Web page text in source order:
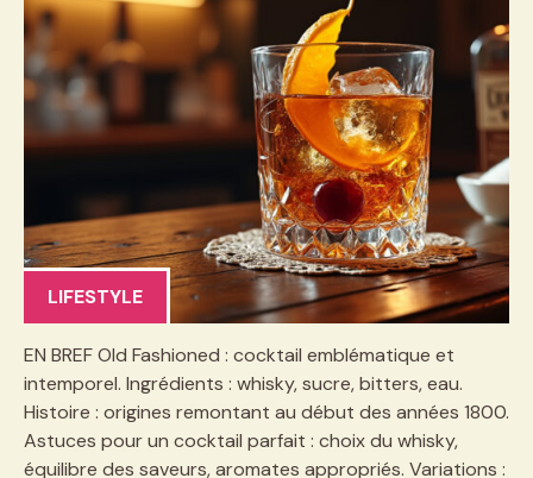
LIFESTYLE
EN BREF Old Fashioned : cocktail emblématique et
intemporel. Ingrédients : whisky, sucre, bitters, eau.
Histoire : origines remontant au début des années 1800.
Astuces pour un cocktail parfait : choix du whisky,
équilibre des saveurs, aromates appropriés. Variations :